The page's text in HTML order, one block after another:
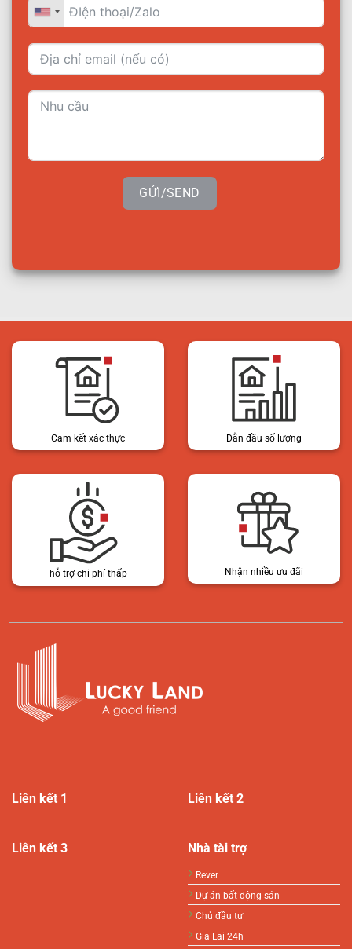
GỬI/SEND
Cam kết xác thực Dẫn đầu số lượng
hỗ trợ chi phí thấp Nhận nhiều ưu đãi
Liên kết 1 Liên kết 2
Liên kết 3 Nhà tài trợ
Rever
Dự án bất động sản
Chủ đầu tư
Gia Lai 24h